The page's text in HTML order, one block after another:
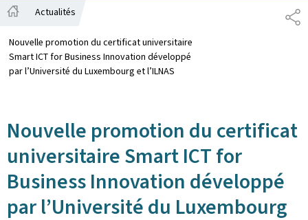
Actualités
Nouvelle promotion du certificat universitaire
Smart ICT for Business Innovation développé
par l’Université du Luxembourg et l’ILNAS
Nouvelle promotion du certificat
universitaire Smart ICT for
Business Innovation développé
par l’Université du Luxembourg